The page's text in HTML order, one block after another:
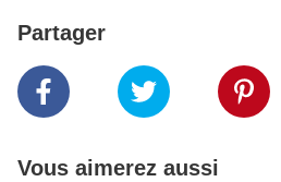
Partager
Vous aimerez aussi